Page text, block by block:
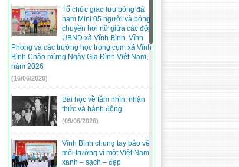
Tổ chức giao lưu bóng đá
nam Mini 05 người và bóng
chuyền hơi nữ giữa các đội
UBND xã Vĩnh Bình, Vĩnh
Phong và các trường học trong cụm xã Vĩnh
Bình Chào mừng Ngày Gia Đình Việt Nam,
năm 2026
(16/06/2026)
Bài học về tầm nhìn, nhận
thức và hành động
(09/06/2026)
Vĩnh Bình chung tay bảo vệ
môi trường vì một Việt Nam
xanh – sạch – đẹp